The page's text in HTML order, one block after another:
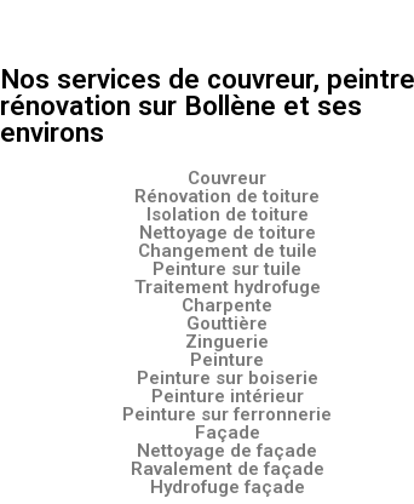
Nos services de couvreur,
rénovation sur Bollène et ses
environs
Couvreur
Rénovation de toiture
Isolation de toiture
Nettoyage de toiture
Changement de tuile
Peinture sur tuile
Traitement hydrofuge
Charpente
Gouttière
Zinguerie
Peinture
Peinture sur boiserie
Peinture intérieur
Peinture sur ferronnerie
Façade
Nettoyage de façade
Ravalement de façade
Hydrofuge façade